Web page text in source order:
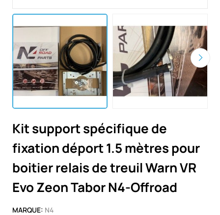
Kit support spécifique de
fixation déport 1.5 mètres pour
boitier relais de treuil Warn VR
Evo Zeon Tabor N4-Offroad
MARQUE: N4